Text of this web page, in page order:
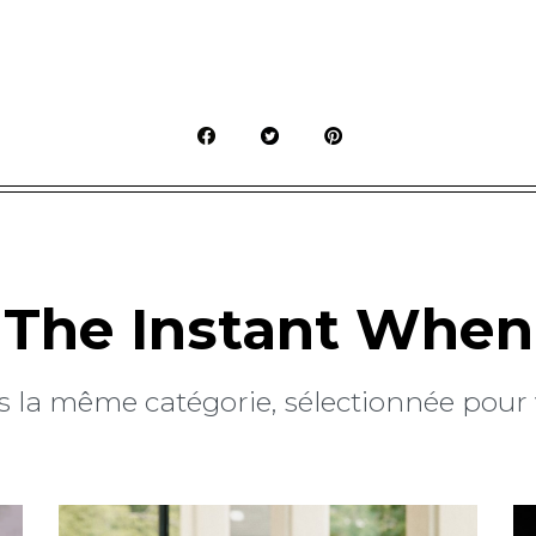
The Instant When
la même catégorie, sélectionnée pour